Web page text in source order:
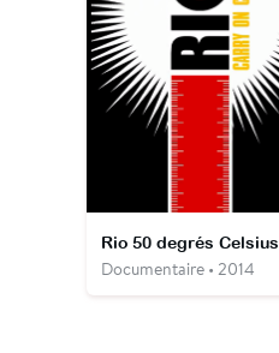
Rio 50 degrés Celsius
Documentaire • 2014